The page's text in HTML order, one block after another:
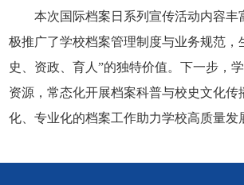
本次国际档案日系列宣传活动内容丰
极推广了学校档案管理制度与业务规范，
史、资政、育人”的独特价值。下一步，
资源，常态化开展档案科普与校史文化传
化、专业化的档案工作助力学校高质量发